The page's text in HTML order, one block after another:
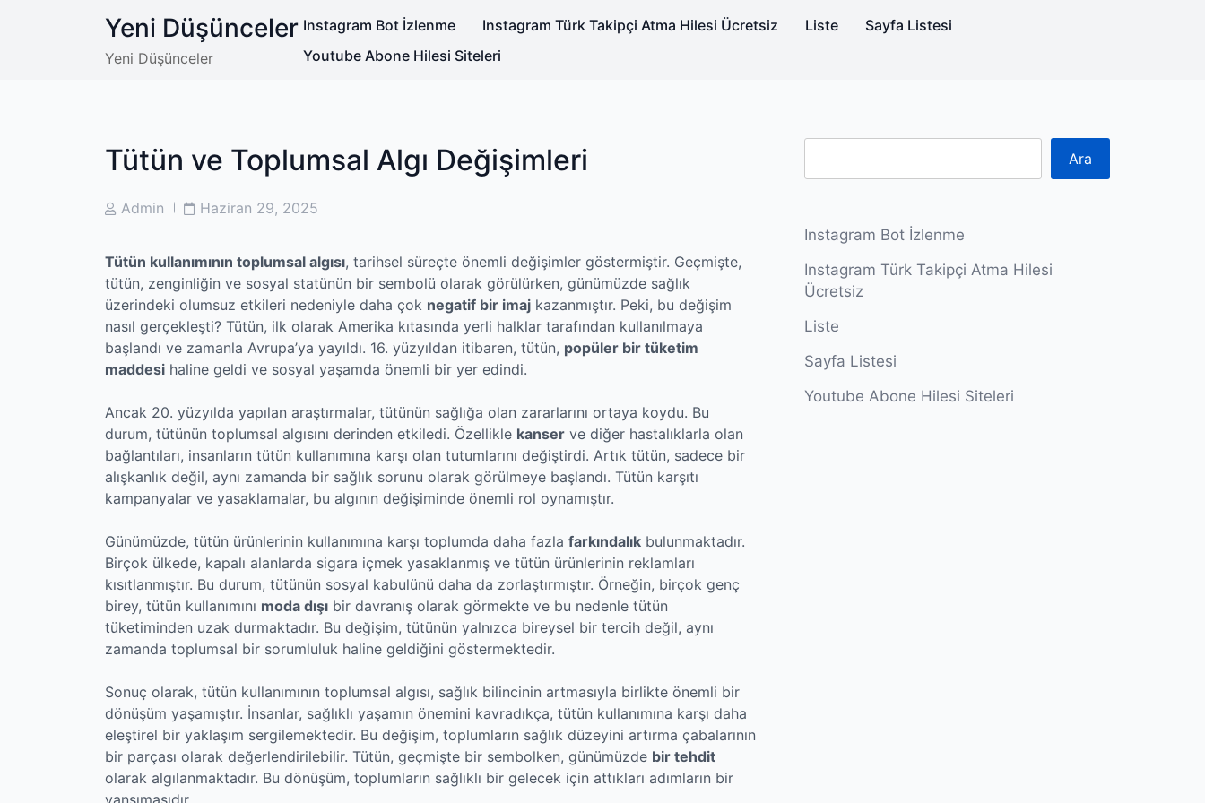
Yeni Düşünceler
Yeni Düşünceler
Instagram Bot İzlenme Instagram Türk Takipçi Atma Hilesi Ücretsiz Liste
Sayfa Listesi
Youtube Abone Hilesi Siteleri
Tütün ve Toplumsal Algı Değişimleri
PostAdmin
PostHaziran 29, 2025
Tütün kullanımının toplumsal algısı, tarihsel süreçte önemli değişimler göstermiştir. Geçmişte,
tütün, zenginliğin ve sosyal statünün bir sembolü olarak görülürken, günümüzde sağlık
üzerindeki olumsuz etkileri nedeniyle daha çok negatif bir imaj kazanmıştır. Peki, bu değişim
nasıl gerçekleşti? Tütün, ilk olarak Amerika kıtasında yerli halklar tarafından kullanılmaya
başlandı ve zamanla Avrupa’ya yayıldı. 16. yüzyıldan itibaren, tütün, popüler bir tüketim
maddesi haline geldi ve sosyal yaşamda önemli bir yer edindi.
Ancak 20. yüzyılda yapılan araştırmalar, tütünün sağlığa olan zararlarını ortaya koydu. Bu
durum, tütünün toplumsal algısını derinden etkiledi. Özellikle kanser ve diğer hastalıklarla olan
bağlantıları, insanların tütün kullanımına karşı olan tutumlarını değiştirdi. Artık tütün, sadece bir
alışkanlık değil, aynı zamanda bir sağlık sorunu olarak görülmeye başlandı. Tütün karşıtı
kampanyalar ve yasaklamalar, bu algının değişiminde önemli rol oynamıştır.
Günümüzde, tütün ürünlerinin kullanımına karşı toplumda daha fazla farkındalık bulunmaktadır.
Birçok ülkede, kapalı alanlarda sigara içmek yasaklanmış ve tütün ürünlerinin reklamları
kısıtlanmıştır. Bu durum, tütünün sosyal kabulünü daha da zorlaştırmıştır. Örneğin, birçok genç
birey, tütün kullanımını moda dışı bir davranış olarak görmekte ve bu nedenle tütün
tüketiminden uzak durmaktadır. Bu değişim, tütünün yalnızca bireysel bir tercih değil, aynı
zamanda toplumsal bir sorumluluk haline geldiğini göstermektedir.
Sonuç olarak, tütün kullanımının toplumsal algısı, sağlık bilincinin artmasıyla birlikte önemli bir
dönüşüm yaşamıştır. İnsanlar, sağlıklı yaşamın önemini kavradıkça, tütün kullanımına karşı daha
eleştirel bir yaklaşım sergilemektedir. Bu değişim, toplumların sağlık düzeyini artırma çabalarının
bir parçası olarak değerlendirilebilir. Tütün, geçmişte bir sembolken, günümüzde bir tehdit
olarak algılanmaktadır. Bu dönüşüm, toplumların sağlıklı bir gelecek için attıkları adımların bir
yansımasıdır.
Ara
Instagram Bot İzlenme
Instagram Türk Takipçi Atma Hilesi
Ücretsiz
Liste
Sayfa Listesi
Youtube Abone Hilesi Siteleri